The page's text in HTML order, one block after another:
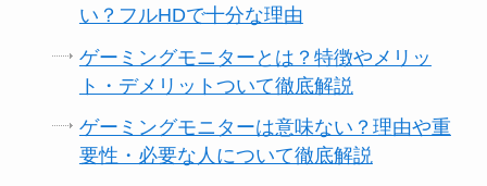
い？フルHDで十分な理由
ゲーミングモニターとは？特徴やメリッ
ト・デメリットついて徹底解説
ゲーミングモニターは意味ない？理由や重
要性・必要な人について徹底解説